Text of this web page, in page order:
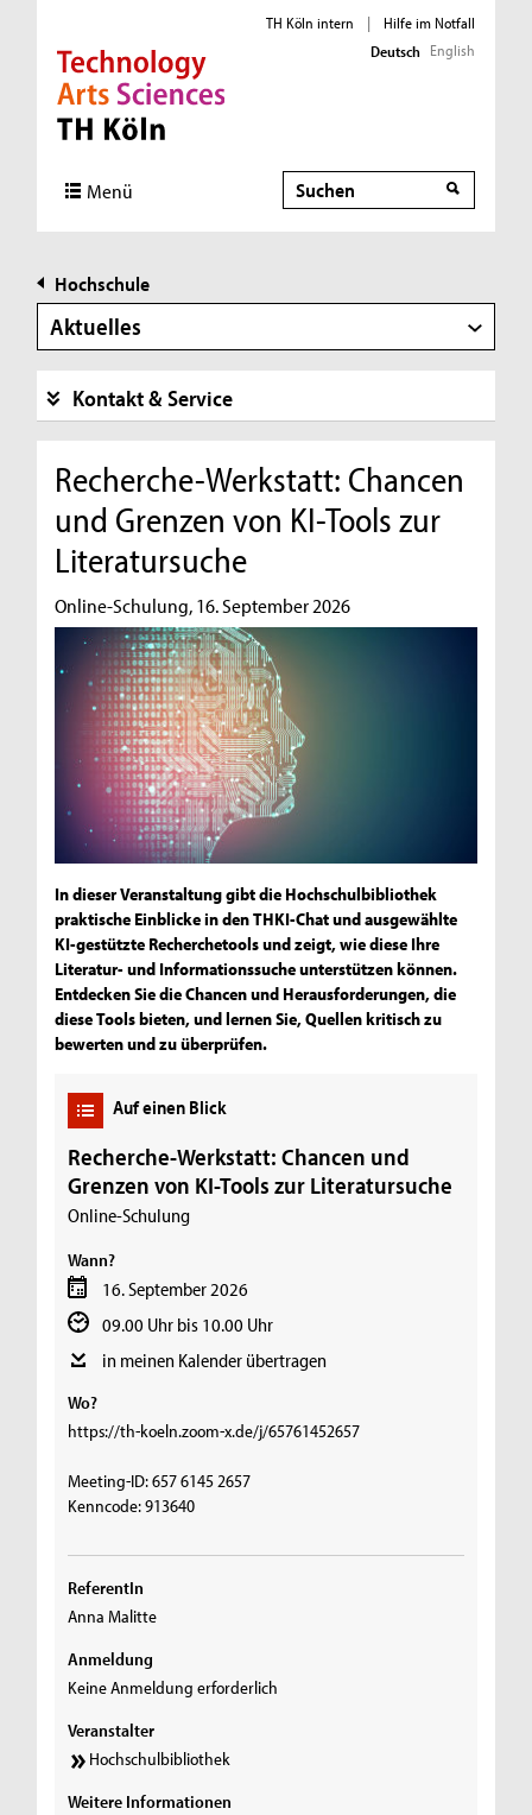
Direkt zur Hauptnavigation
Direkt zur Subnavigation
Direkt zum Inhalt
Direkt zum Fußbereich
TH Köln intern |
Hilfe im Notfall
Deutsch English
Menü Suche
Hochschule
Aktuelles
Kontakt & Service
Recherche-Werkstatt: Chancen
und Grenzen von KI-Tools zur
Literatursuche
Online-Schulung, 16. September 2026
In dieser Veranstaltung gibt die Hochschulbibliothek
praktische Einblicke in den THKI-Chat und ausgewählte
KI-gestützte Recherchetools und zeigt, wie diese Ihre
Literatur- und Informationssuche unterstützen können.
Entdecken Sie die Chancen und Herausforderungen, die
diese Tools bieten, und lernen Sie, Quellen kritisch zu
bewerten und zu überprüfen.
Auf einen Blick
Recherche-Werkstatt: Chancen und
Grenzen von KI-Tools zur Literatursuche
Online-Schulung
Wann?
16. September 2026
09.00 Uhr bis 10.00 Uhr
in meinen Kalender übertragen
Wo?
https://th-koeln.zoom-x.de/j/65761452657
Meeting-ID: 657 6145 2657
Kenncode: 913640
ReferentIn
Anna Malitte
Anmeldung
Keine Anmeldung erforderlich
Veranstalter
Hochschulbibliothek
Weitere Informationen